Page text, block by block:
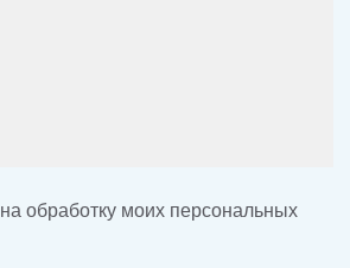
на обработку моих персональных